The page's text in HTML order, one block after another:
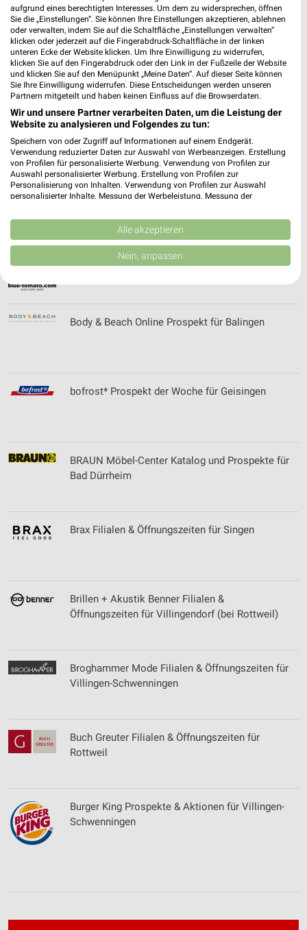
bilgro Getränke Filialen & Öffnungszeiten für
Donaueschingen
BioMarkt Angebote & Prospekte für Villingen-
Schwenningen
Bischoff Raumausstattung Filialen &
Öffnungszeiten für Gerlingen
Blue Tomato Filialen & Öffnungszeiten für
Freiburg
Body & Beach Online Prospekt für Balingen
bofrost* Prospekt der Woche für Geisingen
BRAUN Möbel-Center Katalog und Prospekte für
Bad Dürrheim
Brax Filialen & Öffnungszeiten für Singen
Brillen + Akustik Benner Filialen &
Öffnungszeiten für Villingendorf (bei Rottweil)
Broghammer Mode Filialen & Öffnungszeiten für
Villingen-Schwenningen
Buch Greuter Filialen & Öffnungszeiten für
Rottweil
Burger King Prospekte & Aktionen für Villingen-
Schwenningen
aufgrund eines berechtigten Interesses. Um dem zu widersprechen, öffnen
Sie die „Einstellungen“. Sie können Ihre Einstellungen akzeptieren, ablehnen
oder verwalten, indem Sie auf die Schaltfläche „Einstellungen verwalten“
klicken oder jederzeit auf die Fingerabdruck-Schaltfläche in der linken
unteren Ecke der Website klicken. Um Ihre Einwilligung zu widerrufen,
klicken Sie auf den Fingerabdruck oder den Link in der Fußzeile der Website
und klicken Sie auf den Menüpunkt „Meine Daten“. Auf dieser Seite können
Sie Ihre Einwilligung widerrufen. Diese Entscheidungen werden unseren
Partnern mitgeteilt und haben keinen Einfluss auf die Browserdaten.
Wir und unsere Partner verarbeiten Daten, um die Leistung der
Website zu analysieren und Folgendes zu tun:
Speichern von oder Zugriff auf Informationen auf einem Endgerät.
Verwendung reduzierter Daten zur Auswahl von Werbeanzeigen. Erstellung
von Profilen für personalisierte Werbung. Verwendung von Profilen zur
Auswahl personalisierter Werbung. Erstellung von Profilen zur
Personalisierung von Inhalten. Verwendung von Profilen zur Auswahl
personalisierter Inhalte. Messung der Werbeleistung. Messung der
Kombinationen von Daten aus verschiedenen Quellen. Entwicklung und
Verbesserung der Angebote. Verwendung reduzierter Daten zur Auswahl
von Inhalten.
Daten können außerhalb der Europäischen Union weitergegeben und in die
USA gesendet werden.
Website/App.
Wir nutzen Ihre Daten für folgende Zwecke:
Werbung
Verwendung von Profilen zur Auswahl
von Inhalten
Messung der Werbeleistung
Kombinationen von Daten aus verschiedenen
Verwendung reduzierter Daten zur Auswahl von
Inhalten
Geräte anhand von aktiv angeforderten
Informationen identifizieren
Alle akzeptieren
Nein, anpassen